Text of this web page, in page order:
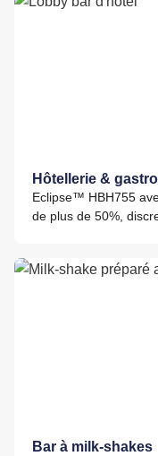
Hôtellerie &
Eclipse™ HBH755
de plus de 50%,
Bar à milk-shakes